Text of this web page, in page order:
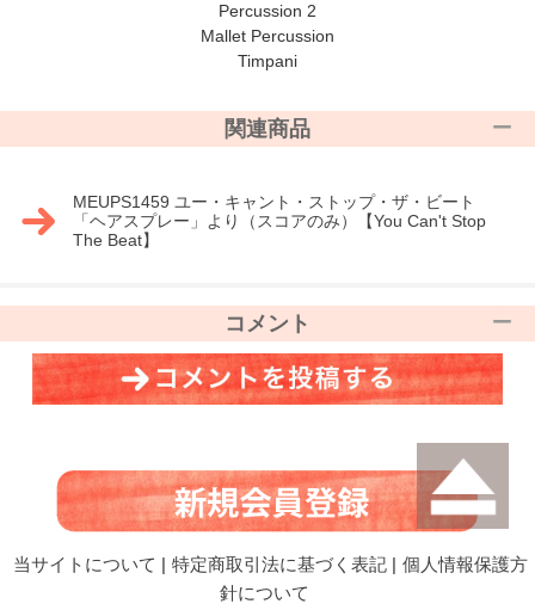
Percussion 2
Mallet Percussion
Timpani
関連商品
MEUPS1459 ユー・キャント・ストップ・ザ・ビート
「ヘアスプレー」より（スコアのみ）【You Can't Stop
The Beat】
コメント
当サイトについて | 特定商取引法に基づく表記 | 個人情報保護方
針について